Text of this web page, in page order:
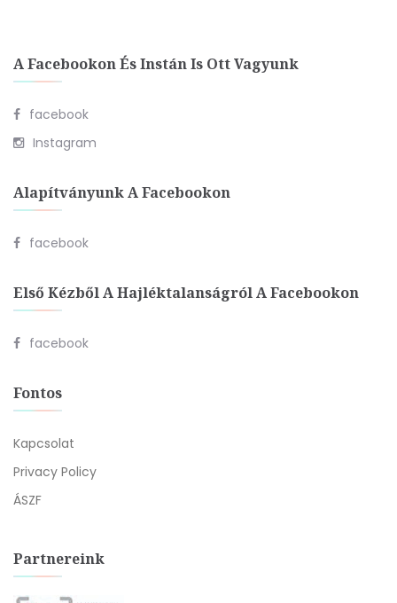
A Facebookon És Instán Is Ott Vagyunk
facebook
Instagram
Alapítványunk A Facebookon
facebook
Első Kézből A Hajléktalanságról A Facebookon
facebook
Fontos
Kapcsolat
Privacy Policy
ÁSZF
Partnereink